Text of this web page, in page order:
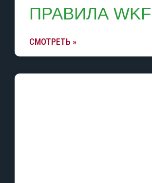
ПРАВИЛА WKF
СМОТРЕТЬ »